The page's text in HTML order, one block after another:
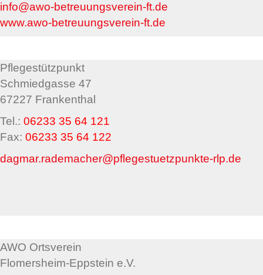
info@awo-betreuungsverein-ft.de
www.awo-betreuungsverein-ft.de
Pflegestützpunkt
Schmiedgasse 47
67227 Frankenthal
Tel.: 06233 35 64 121
Fax: 06233 35 64 122
dagmar.rademacher@pflegestuetzpunkte-rlp.de
AWO Ortsverein
Flomersheim-Eppstein e.V.